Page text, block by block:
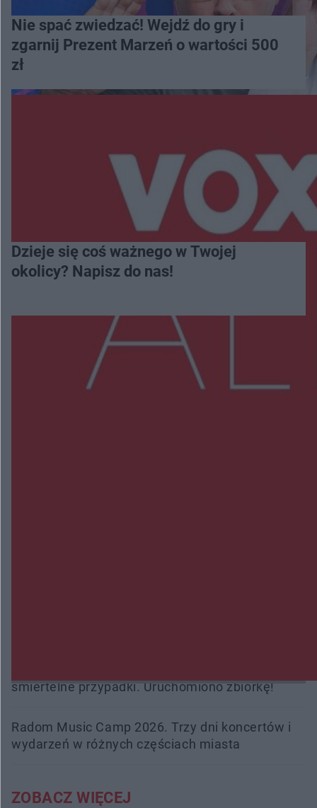
Nie spać zwiedzać! Wejdź do gry i
zgarnij Prezent Marzeń o wartości 500
zł
Dzieje się coś ważnego w Twojej
okolicy? Napisz do nas!
Więcej
śmiertelne przypadki. Uruchomiono zbiórkę!
Radom Music Camp 2026. Trzy dni koncertów i
wydarzeń w różnych częściach miasta
ZOBACZ WIĘCEJ